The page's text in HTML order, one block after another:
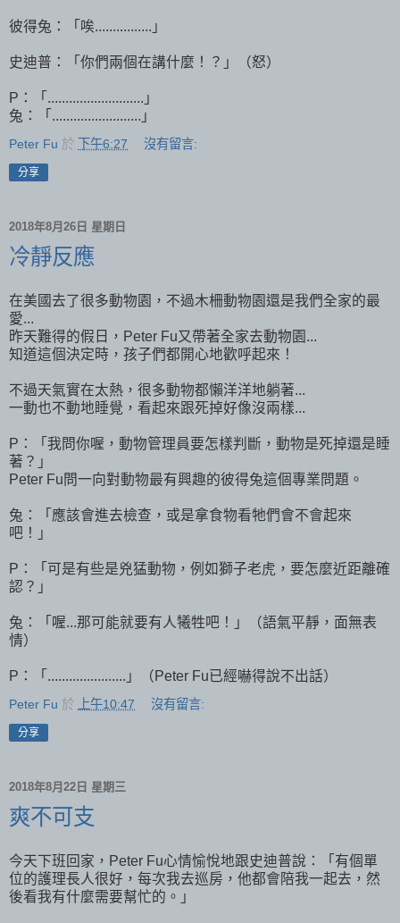
彼得兔：「唉................」
史迪普：「你們兩個在講什麼！？」（怒）
P：「...........................」
兔：「.........................」
Peter Fu 於 下午6:27 沒有留言:
分享
2018年8月26日 星期日
冷靜反應
在美國去了很多動物園，不過木柵動物園還是我們全家的最
愛...
昨天難得的假日，Peter Fu又帶著全家去動物園...
知道這個決定時，孩子們都開心地歡呼起來！
不過天氣實在太熱，很多動物都懶洋洋地躺著...
一動也不動地睡覺，看起來跟死掉好像沒兩樣...
P：「我問你喔，動物管理員要怎樣判斷，動物是死掉還是睡
著？」
Peter Fu問一向對動物最有興趣的彼得兔這個專業問題。
兔：「應該會進去檢查，或是拿食物看牠們會不會起來
吧！」
P：「可是有些是兇猛動物，例如獅子老虎，要怎麼近距離確
認？」
兔：「喔...那可能就要有人犧牲吧！」（語氣平靜，面無表
情）
P：「......................」（Peter Fu已經嚇得說不出話）
Peter Fu 於 上午10:47 沒有留言:
分享
2018年8月22日 星期三
爽不可支
今天下班回家，Peter Fu心情愉悅地跟史迪普說：「有個單
位的護理長人很好，每次我去巡房，他都會陪我一起去，然
後看我有什麼需要幫忙的。」